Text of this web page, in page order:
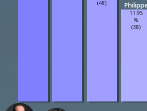
(48)
11.95
%
(38)